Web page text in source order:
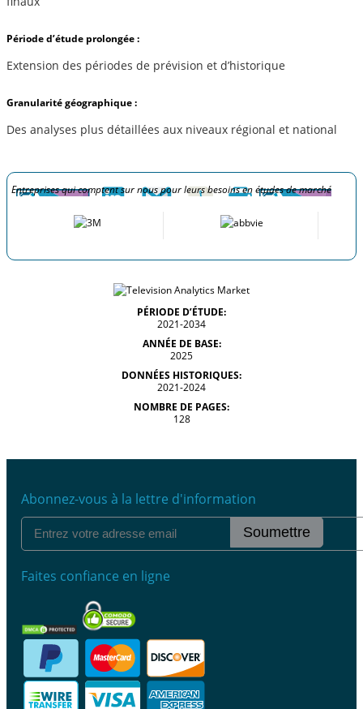
Période d’étude prolongée :
Extension des périodes de prévision et d’historique
Granularité géographique :
Des analyses plus détaillées aux niveaux régional et national
Entreprises qui comptent sur nous pour leurs besoins en études de marché
PÉRIODE D’ÉTUDE:
2021-2034
ANNÉE DE BASE:
2025
DONNÉES HISTORIQUES:
2021-2024
NOMBRE DE PAGES:
128
Abonnez-vous à la lettre d'information
Soumettre
Faites confiance en ligne